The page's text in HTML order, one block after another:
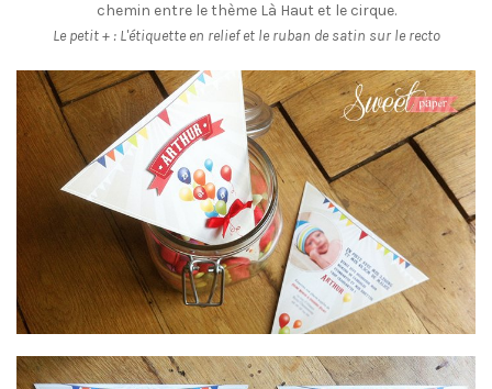
chemin entre le thème Là Haut et le cirque.
Le petit + : L'étiquette en relief et le ruban de satin sur le recto